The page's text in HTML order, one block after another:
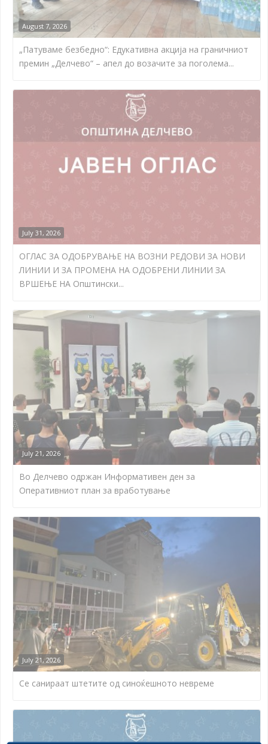
August 7, 2026
„Патуваме безбедно“: Едукативна акција на граничниот
премин „Делчево“ – апел до возачите за поголема...
July 31, 2026
ОГЛАС ЗА ОДОБРУВАЊЕ НА ВОЗНИ РЕДОВИ ЗА НОВИ
ЛИНИИ И ЗА ПРОМЕНА НА ОДОБРЕНИ ЛИНИИ ЗА
ВРШЕЊЕ НА Општински...
July 21, 2026
Во Делчево одржан Информативен ден за
Оперативниот план за вработување
July 21, 2026
Се санираат штетите од синоќешното невреме